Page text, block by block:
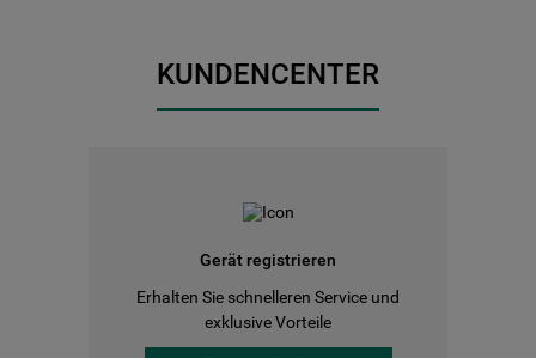
KUNDENCENTER
Gerät registrieren
Erhalten Sie schnelleren Service und
exklusive Vorteile